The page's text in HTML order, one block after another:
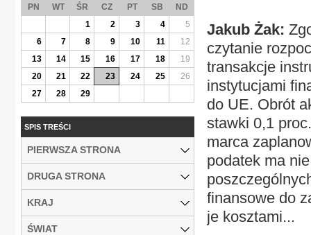
Jakub Żak:
czytanie
transakcje
instytucjami
do UE. Obrót
stawki 0,1
marca
podatek ma
finansowe do
je kosztami...
PN WT ŚR CZ PT SB
ND
1
2 3 4
5
6
7 8 9 10 11
12
13
14 15 16 17 18
19
20
21 22 23 24 25
26
27
28 29
SPIS TREŚCI
PIERWSZA STRONA
DRUGA STRONA
KRAJ
ŚWIAT